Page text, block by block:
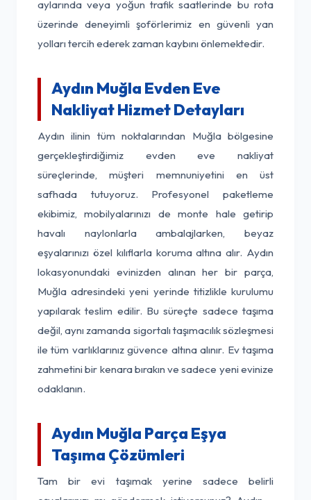
aylarında veya yoğun trafik saatlerinde bu rota
üzerinde deneyimli şoförlerimiz en güvenli yan
yolları tercih ederek zaman kaybını önlemektedir.
Aydın Muğla Evden Eve
Nakliyat Hizmet Detayları
Aydın ilinin tüm noktalarından Muğla bölgesine
gerçekleştirdiğimiz evden eve nakliyat
süreçlerinde, müşteri memnuniyetini en üst
safhada tutuyoruz. Profesyonel paketleme
ekibimiz, mobilyalarınızı de monte hale getirip
havalı naylonlarla ambalajlarken, beyaz
eşyalarınızı özel kılıflarla koruma altına alır. Aydın
lokasyonundaki evinizden alınan her bir parça,
Muğla adresindeki yeni yerinde titizlikle kurulumu
yapılarak teslim edilir. Bu süreçte sadece taşıma
değil, aynı zamanda sigortalı taşımacılık sözleşmesi
ile tüm varlıklarınız güvence altına alınır. Ev taşıma
zahmetini bir kenara bırakın ve sadece yeni evinize
odaklanın.
Aydın Muğla Parça Eşya
Taşıma Çözümleri
Tam bir evi taşımak yerine sadece belirli